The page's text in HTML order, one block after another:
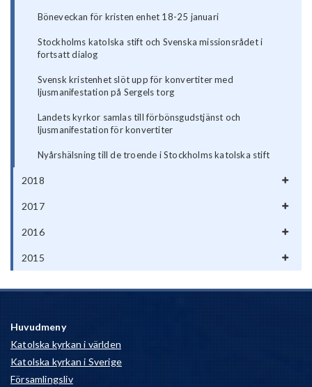
Böneveckan för kristen enhet 18-25 januari
Stockholms katolska stift och Svenska missionsrådet i
fortsatt dialog
Svensk kristenhet slöt upp för konvertiter med
ljusmanifestation på Sergels torg
Landets kyrkor samlas till förbönsgudstjänst och
ljusmanifestation för konvertiter
Nyårshälsning till de troende i Stockholms katolska stift
2018
2017
2016
2015
Huvudmeny
Katolska kyrkan i världen
Katolska kyrkan i Sverige
Församlingsliv